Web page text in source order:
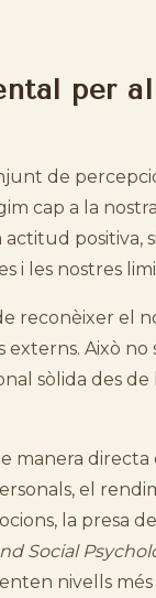
per
de
cap a la
positiva,
i les nostres
reconèixer el
Això no
sòlida des de
manera directa
el
la presa de
Social
nivells més